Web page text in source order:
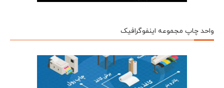
واحد چاپ مجموعه اینفوگرافیک